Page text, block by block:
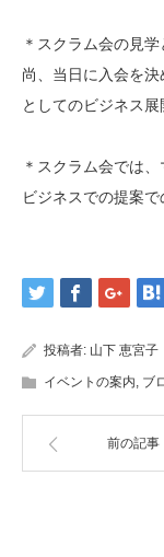
＊スクラム会の見
尚、当日に入会を
としてのビジネス展
＊スクラム会では
ビジネスでの提案
投稿者: 山下 恵宮子
イベントの案内 ブ
前の記事